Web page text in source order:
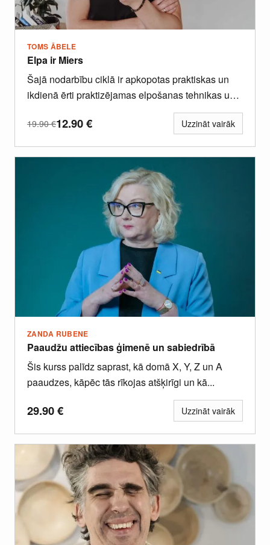
TOMS ĀBELE
Elpa ir Miers
Šajā nodarbību ciklā ir apkopotas praktiskas un
ikdienā ērti praktizējamas elpošanas tehnikas un
vingrinājumi sirdsmieram, stresa atlaišanai un...
19.90€12.90€ Uzzināt vairāk
ZANDA RUBENE
Paaudžu attiecības ģimenē un sabiedrībā
Šis kurss palīdz saprast, kā domā X, Y, Z un A
paaudzes, kāpēc tās rīkojas atšķirīgi un kā...
29.90€ Uzzināt vairāk